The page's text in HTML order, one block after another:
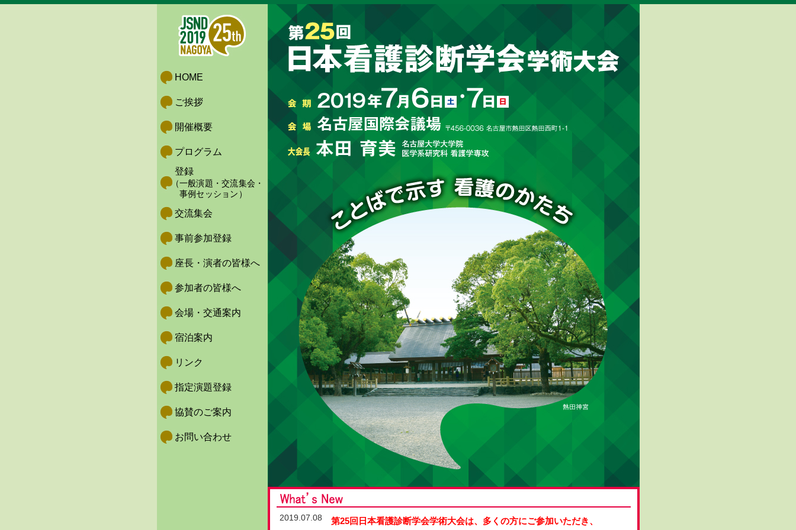
HOME
ご挨拶
開催概要
プログラム
登録
（一般演題・交流集会・
事例セッション）
交流集会
事前参加登録
座長・演者の皆様へ
参加者の皆様へ
会場・交通案内
宿泊案内
リンク
指定演題登録
協賛のご案内
お問い合わせ
2019.07.08 第25回日本看護診断学会学術大会は、多くの方にご参加いただき、